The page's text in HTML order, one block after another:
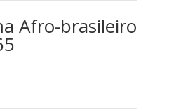
Afro-brasileiro